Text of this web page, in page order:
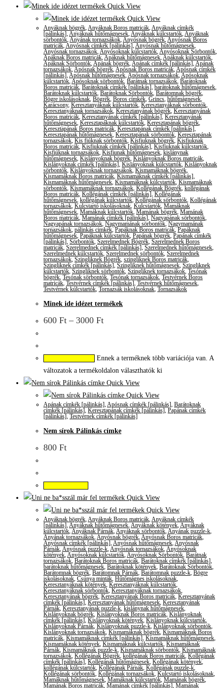
Quick View
Quick View
Anyáknak bögrék Anyáknak Boros matricák Anyáknak címkék
[pálinkás] Anyáknak hűtőmágnesek Anyáknak kúlcstartók Anyáknak
sörbontók Anyának tornazsákok Anyósnak bögrék Anyósnak Boros
matricák Anyósnak címkék [pálinkás] Anyósnak hűtőmágnesek
Anyósnak tornazsákok Anyósoknak kúlcstartók Anyósoknak Sörbontók
Apáknak Boros matricák Apáknak hűtőmágnesek Apáknak kúlcstartók
Apáknak Sörbontók Apának bögrék Apának címkék [pálinkás] Apának
tornazsákok Apósnak bögrék Apósnak Boros matricák Apósnak címkék
[pálinkás] Apósnak hűtőmágnesek Apósnak tornazsákok ,Apósoknak
kúlcstartók Apósoknak sörbontók Barátnak tornazsákok Barátoknak
Boros matricák Barátoknak címkék [pálinkás] barátoknak hűtőmágnesek
Barátoknak kúlcstartók Barátoknak Sörbontók Barátomnak bögrék
Bögre iskolásoknak Bögrék Boros címkék Grincs hűtőmágnesek
Karácsony, Keresztanyáknak kúlcstartók Keresztanyáknak sörbontók
Keresztanyáknak tornazsákok Keresztanyának bögrék Keresztanyának
Boros matricák Keresztanyának címkék [pálinkás], Keresztanyának
hűtőmágnesek Keresztapáknak kúlcstartók Keresztapának bögrék
Keresztapának Boros matricák Keresztapának címkék [pálinkás]
Keresztapának hűtőmágnesek Keresztapának sörbontók Keresztapának
tornazsákok Kis fiúknak sörbontók Kisfiuknak bögrék Kisfiuknak
Boros matricák Kisfiuknak címkék [pálinkás] Kisfiuknak kúlcstartók
Kisfiúknak tornazsákok Kisfiunak hűtőmágnesek kislánynak
hűtőmágnesek Kislányoknak bögrék Kislányoknak Boros matricák
Kislányoknak címkék [pálinkás],Kislányoknak kúlcstartók Kislányoknak
sörbontók Kislányoknak tornazsákok Kismamáknak bögrék
Kismamáknak Boros matricák Kismamáknak címkék [pálinkás]
Kismamáknak hűtőmágnesek Kismamáknak kúlcstartók Kismamáknak
sörbontók Kismamáknak tornazsákok Kollégának Bögrék kollégának
Boros matricák Kollégának címkék [pálinkás] Kollégának
hűtőmágnesek kollégának kúlcstartók Kollégának sörbontók Kollégának
tornazsákok Kulcstartó iskolásoknak Kulcstartók Mamáknak
hűtőmágnesek Mamáknak kúlcstartók Mamának bögrék Mamának
Boros matricák Mamának címkék [pálinkás] Nagyapának sörbontók
Nagyapának tornazsákok Nagymamának sörbontók,Nagymamának
tornazsákok pálinkás cimkék,Papáknak Boros matricák,Papáknak
hűtőmágnesek Papáknak kúlcstartók Papának bögrék Papának címkék
[pálinkás] Sörbontók Szerelmednek Bögrék Szerelmednek Boros
matricák Szerelmednek címkék [pálinkás] Szerelmednek hűtőmágnesek
Szerelmednek kúlcstartók Szerelmednek sörbontók Szerelmednek
tornazsákok Szingliknek Bögrék szingliknek Boros matricák
Szingliknek címkék [pálinkás] Szingliknek hűtőmágnesek Szingliknek
kúlcstartók Szingliknek sörbontók ,Szingliknek tornazsákok Tesónak
bögrék Tesónak sörbontók Tesónak tornazsákok Testvérnek Boros
matricák Testvérnek címkék [pálinkás] Testvérnek hűtőmágnesek
Testvérnek kúlcstartók Tornazsák iskolásoknak Tornazsákok
Minek ide idézet termékek
600 Ft – 3000 Ft
Ennek a terméknek több variációja van. A
változatok a termékoldalon választhatók ki
Quick View
Quick View
Apának címkék [pálinkás],Apósnak címkék [pálinkás], Barátoknak
címkék [pálinkás], Keresztapának címkék [pálinkás], Papának címkék
[pálinkás], Testvérnek címkék [pálinkás]
Nem sírok Pálinkás címke
800 Ft
Quick View
Quick View
Anyáknak bögrék,Anyáknak Boros matricák,Anyáknak címkék
[pálinkás],Anyáknak hűtőmágnesek,Anyáknak kötények,Anyáknak
kúlcstartók,Anyáknak Párnák,Anyáknak sörbontók,Anyának puzzle-k,
Anyának tornazsákok,Anyósnak bögrék,Anyósnak Boros matricák,
Anyósnak címkék [pálinkás],Anyósnak hűtőmágnesek,Anyósnak
Párnák,Anyósnak puzzle-k,Anyósnak tornazsákok,Anyósoknak
kötények,Anyósoknak kúlcstartók,Anyósoknak Sörbontók, Barátnak
tornazsákok, Barátoknak Boros matricák, Barátoknak címkék [pálinkás],
barátoknak hűtőmágnesek, Barátoknak kötények, Barátoknak Sörbontók,
Barátomnak bögrék, Barátomnak Párnák, Barátomnak puzzle-k, Bögre
iskolásoknak, Csúnya minták, Hűtőmágnes iskolásoknak,
Keresztanyáknak kötények, Keresztanyáknak kúlcstartók,
Keresztanyáknak sörbontók, Keresztanyáknak tornazsákok,
Keresztanyának bögrék, Keresztanyának Boros matricák, Keresztanyának
címkék [pálinkás], Keresztanyának hűtőmágnesek, Keresztanyának
Párnák, Keresztanyának puzzle-k, kislánynak hűtőmágnesek,
Kislányoknak bögrék, Kislányoknak Boros matricák, Kislányoknak
címkék [pálinkás], Kislányoknak kötények, Kislányoknak kúlcstartók,
Kislányoknak Párnák, Kislányoknak puzzle-k, Kislányoknak sörbontók,
Kislányoknak tornazsákok, Kismamáknak bögrék, Kismamáknak Boros
matricák, Kismamáknak címkék [pálinkás], Kismamáknak hűtőmágnesek,
Kismamáknak kötények, Kismamáknak kúlcstartók, Kismamáknak
Párnák, Kismamáknak puzzle-k, Kismamáknak sörbontók, Kismamáknak
tornazsákok, Kollégának Bögrék, kollégának Boros matricák, Kollégának
címkék [pálinkás], Kollégának hűtőmágnesek, Kollégának kötények,
kollégának kúlcstartók, Kollégának Párnák, Kollégának puzzle-k,
Kollégának sörbontók, Kollégának tornazsákok, Kulcstartó iskolásoknak,
Mamáknak hűtőmágnesek, Mamáknak kúlcstartók, Mamának bögrék,
Mamának Boros matricák, Mamának címkék [pálinkás], Mamának